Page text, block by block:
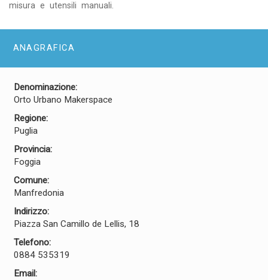
misura e utensili manuali.
ANAGRAFICA
Denominazione:
Orto Urbano Makerspace
Regione:
Puglia
Provincia:
Foggia
Comune:
Manfredonia
Indirizzo:
Piazza San Camillo de Lellis, 18
Telefono:
0884 535319
Email: